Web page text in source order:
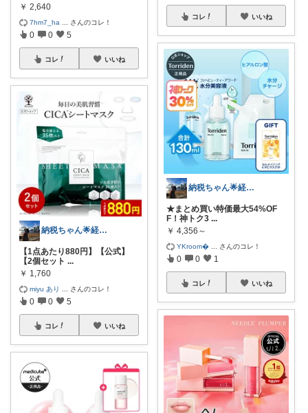
￥ 2,640
7hm7_ha さんのコレ！
0 0 5
コレ いいね
納税ちゃん🌟経由購入★
【1点あたり880円】【公式】
【2個セット ...
￥ 1,760
miyu あり さんのコレ！
0 0 5
コレ いいね
コレ いいね
納税ちゃん🌟経由購入★
★まとめ買い特価最大54%OF
F！神トク3 ...
￥ 4,356～
YKroom さんのコレ！
0 0 1
コレ いいね